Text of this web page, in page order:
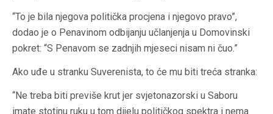
“To je bila njegova politička procjena i njegovo pravo”,
dodao je o Penavinom odbijanju učlanjenja u Domovinski
pokret: “S Penavom se zadnjih mjeseci nisam ni čuo.”
Ako uđe u stranku Suverenista, to će mu biti treća stranka:
“Ne treba biti previše krut jer svjetonazorski u Saboru
imate stotinu ruku u tom dijelu političkog spektra i nema